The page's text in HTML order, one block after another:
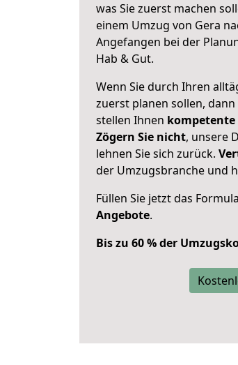
was Sie zuerst machen
einem Umzug von Gera
Angefangen bei der
Hab & Gut.
Wenn Sie durch Ihren
zuerst planen sollen,
stellen Ihnen kompetente
Zögern Sie nicht, unsere
lehnen Sie sich zurück.
der Umzugsbranche und
Füllen Sie jetzt das
Angebote.
Bis zu 60 % der